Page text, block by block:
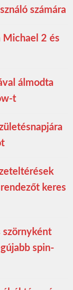
számára
Michael 2 és
álmodta
t
keres
szörnyként
spin-